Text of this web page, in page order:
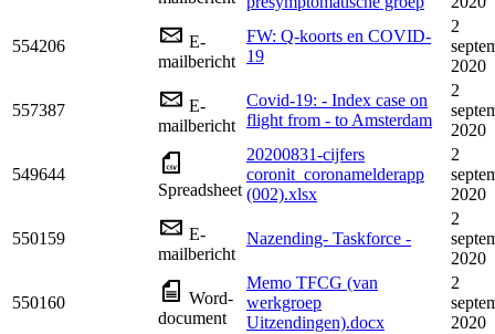
554206
E-
mailbericht
FW: Q-koorts en COVID-
19
2
2020
557387
E-
mailbericht
Covid-19: - Index case on
flight from - to Amsterdam
2
2020
549644
Spreadsheet
20200831-cijfers
coronit_coronamelderapp
(002).xlsx
2
2020
550159
E-
mailbericht
Nazending- Taskforce -
2
2020
550160
Word-
document
Memo TFCG (van
werkgroep
Uitzendingen).docx
2
2020